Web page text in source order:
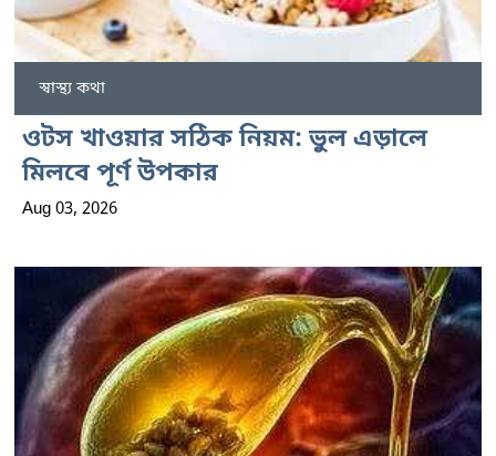
স্বাস্থ্য কথা
ওটস খাওয়ার সঠিক নিয়ম: ভুল এড়ালে
মিলবে পূর্ণ উপকার
Aug 03, 2026